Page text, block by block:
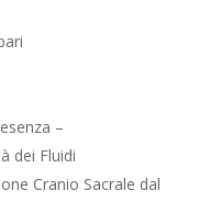
–
dei Fluidi
Cranio Sacrale dal